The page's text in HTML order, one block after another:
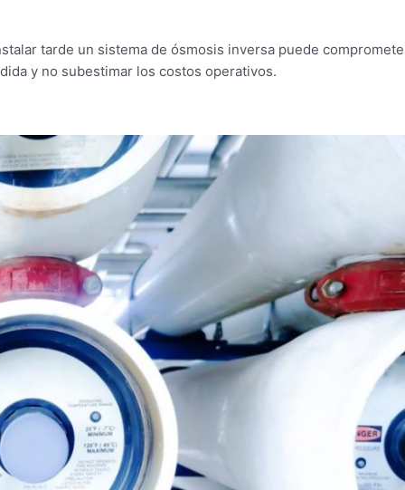
tarde un sistema de ósmosis inversa puede
y no subestimar los costos operativos.